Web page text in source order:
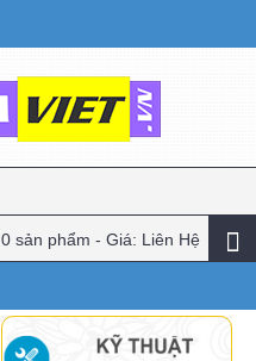
0 sản phẩm - Giá: Liên Hệ